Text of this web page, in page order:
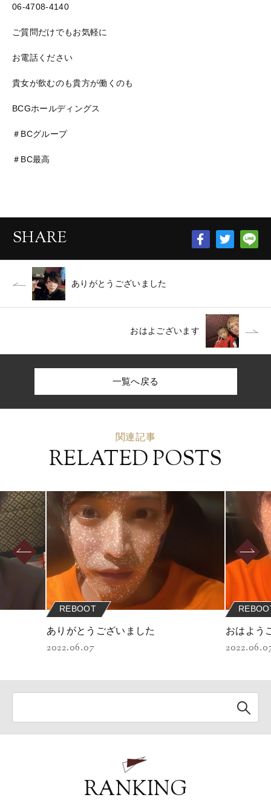
06-4708-4140
ご質問だけでもお気軽に
お電話ください
貴女が飲むのも貴方が働くのも
BCGホールディングス
＃BCグループ
＃BC最高
SHARE
ありがとうございました
おはよございます
一覧へ戻る
関連記事
RELATED POSTS
REBOOT
ありがとうございました
2022.06.07
おはよう
RANKING